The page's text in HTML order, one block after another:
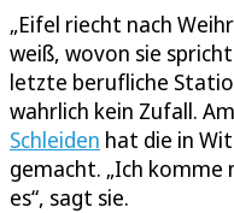
„Eifel riecht nach
weiß, wovon sie
letzte berufliche
wahrlich kein Zufall. Am
Schleiden hat die in
gemacht. „Ich komme
es“, sagt sie.